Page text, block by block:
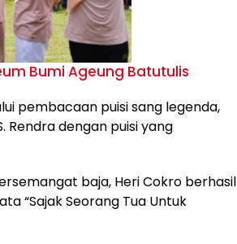
Bumi Ageung Batutulis
pembacaan puisi sang legenda,
Rendra dengan puisi yang
baja, Heri Cokro berhasil
“Sajak Seorang Tua Untuk